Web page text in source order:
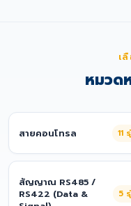
เ
หมวด
สายคอนโทรล 11
สัญญาณ RS485 /
RS422 (Data &
5